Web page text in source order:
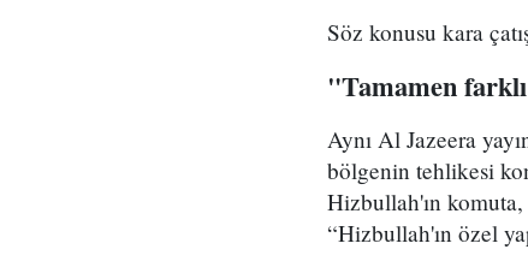
Söz konusu kara
"Tamamen
Aynı Al Jazeera
bölgenin tehlikesi
Hizbullah'ın komuta,
“Hizbullah'ın özel